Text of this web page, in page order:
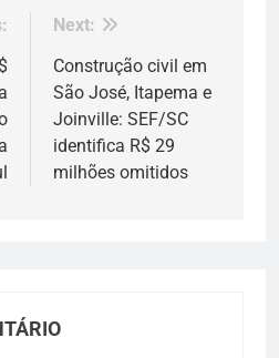
Next:
Construção civil em
São José, Itapema e
Joinville: SEF/SC
identifica R$ 29
milhões omitidos